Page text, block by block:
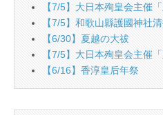
【7/5】大日本殉皇会主催
【7/5】和歌山縣護國神社
【6/30】夏越の大祓
【7/5】大日本殉皇会主催
【6/16】香淳皇后年祭